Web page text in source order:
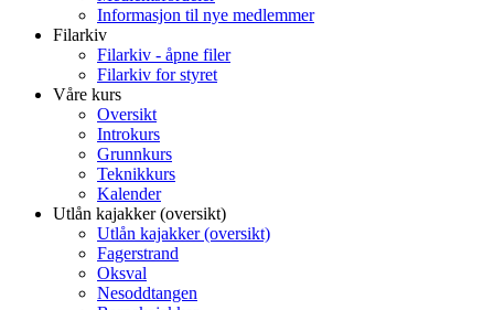
Informasjon til nye medlemmer
Filarkiv
Filarkiv - åpne filer
Filarkiv for styret
Våre kurs
Oversikt
Introkurs
Grunnkurs
Teknikkurs
Kalender
Utlån kajakker (oversikt)
Utlån kajakker (oversikt)
Fagerstrand
Oksval
Nesoddtangen